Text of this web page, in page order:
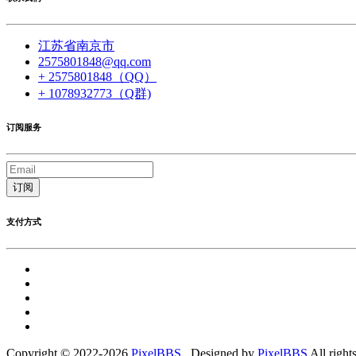
江苏省南京市
2575801848@qq.com
+ 2575801848（QQ）
+ 1078932773（Q群)
订阅服务
订阅
支付方式